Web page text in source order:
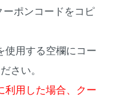
ーポンコードをコピ
使用する空欄にコー
さい。
用した場合、クー